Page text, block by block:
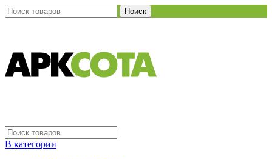
Поиск
В категории